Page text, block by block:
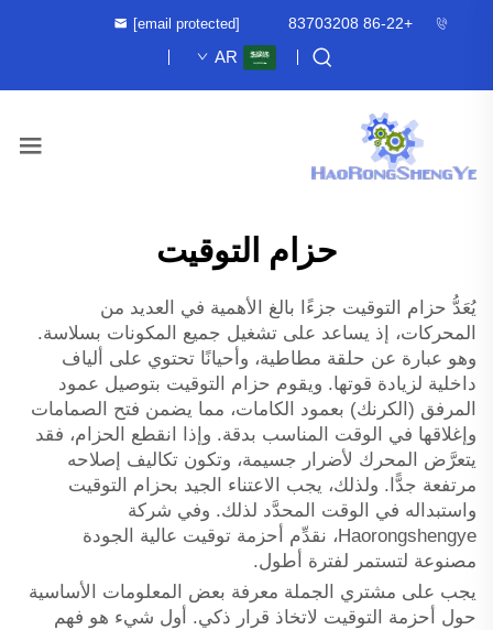
+86-22 83703208
[email protected]
AR
حزام التوقيت
يُعَدُّ حزام التوقيت جزءًا بالغ الأهمية في العديد من
المحركات، إذ يساعد على تشغيل جميع المكونات بسلاسة.
وهو عبارة عن حلقة مطاطية، وأحيانًا تحتوي على ألياف
داخلية لزيادة قوتها. ويقوم حزام التوقيت بتوصيل عمود
المرفق (الكرنك) بعمود الكامات، مما يضمن فتح الصمامات
وإغلاقها في الوقت المناسب بدقة. وإذا انقطع الحزام، فقد
يتعرَّض المحرك لأضرار جسيمة، وتكون تكاليف إصلاحه
مرتفعة جدًّا. ولذلك، يجب الاعتناء الجيد بحزام التوقيت
واستبداله في الوقت المحدَّد لذلك. وفي شركة
Haorongshengye، نقدِّم أحزمة توقيت عالية الجودة
مصنوعة لتستمر لفترة أطول.
يجب على مشتري الجملة معرفة بعض المعلومات الأساسية
حول أحزمة التوقيت لاتخاذ قرار ذكي. أول شيء هو فهم